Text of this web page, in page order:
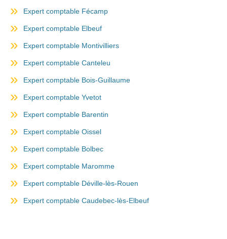
Expert comptable Fécamp
Expert comptable Elbeuf
Expert comptable Montivilliers
Expert comptable Canteleu
Expert comptable Bois-Guillaume
Expert comptable Yvetot
Expert comptable Barentin
Expert comptable Oissel
Expert comptable Bolbec
Expert comptable Maromme
Expert comptable Déville-lès-Rouen
Expert comptable Caudebec-lès-Elbeuf